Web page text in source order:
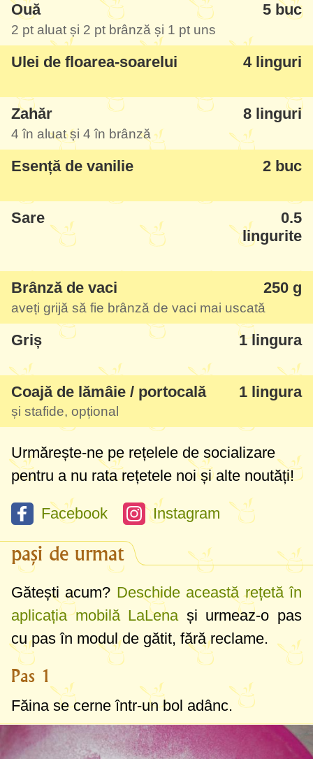
Ouă 5 buc
2 pt aluat și 2 pt brânză și 1 pt uns
Ulei de floarea-soarelui 4 linguri
Zahăr 8 linguri
4 în aluat și 4 în brânză
Esență de vanilie 2 buc
Sare
0.5
lingurite
Brânză de vaci 250 g
aveți grijă să fie brânză de vaci mai uscată
Griș 1 lingura
Coajă de lămâie / portocală 1 lingura
și stafide, opțional
Urmărește-ne pe rețelele de socializare
pentru a nu rata rețetele noi și alte noutăți!
Facebook Instagram
pași de urmat
Gătești acum? Deschide această rețetă în
aplicația mobilă LaLenași urmeaz-o pas
cu pas în modul de gătit, fără reclame.
Pas 1
Făina se cerne într-un bol adânc.